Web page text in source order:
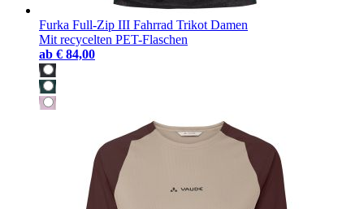
Furka Full-Zip III Fahrrad Trikot Damen
Mit recycelten PET-Flaschen
ab € 84,00